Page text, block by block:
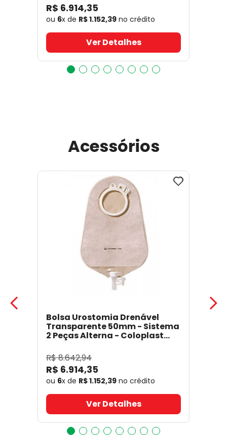
R$ 6.914,35
ou 6x de R$1.152,39 no crédito
Ver Detalhes
Acessórios
Bolsa Urostomia Drenável
Transparente 50mm - Sistema
2 Peças Alterna - Coloplast
R$8.642,94
R$ 6.914,35
ou 6x de R$1.152,39 no crédito
Ver Detalhes